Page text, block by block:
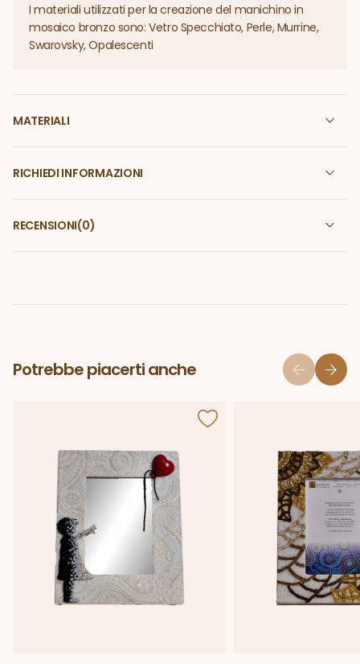
MATERIALI
RICHIEDI INFORMAZIONI
RECENSIONI(0)
I materiali utilizzati per la creazione del manichino in
mosaico bronzo sono: Vetro Specchiato, Perle, Murrine,
Swarovsky, Opalescenti
Potrebbe piacerti anche